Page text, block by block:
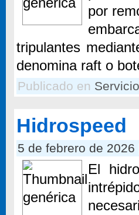
por
tripulantes
denomina raft o
Publicado en
Hidrospeed
5 de febrero de 2026
El